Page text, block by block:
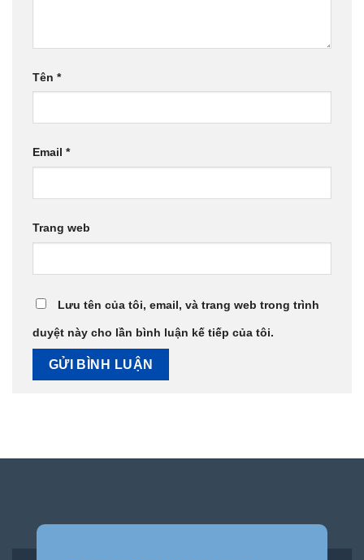
Tên *
Email *
Trang web
Lưu tên của tôi, email, và trang web trong trình
duyệt này cho lần bình luận kế tiếp của tôi.